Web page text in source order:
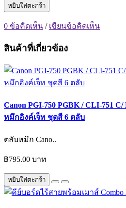
หยิบใส่ตะกร้า
0 ข้อคิดเห็น / เขียนข้อคิดเห็น
สินค้าที่เกี่ยวข้อง
Canon PGI-750 PGBK / CLI-751
หมึกอิงค์เจ็ท ชุดสี 6 ตลับ
ตลับหมึก Cano..
฿795.00 บาท
หยิบใส่ตะกร้า